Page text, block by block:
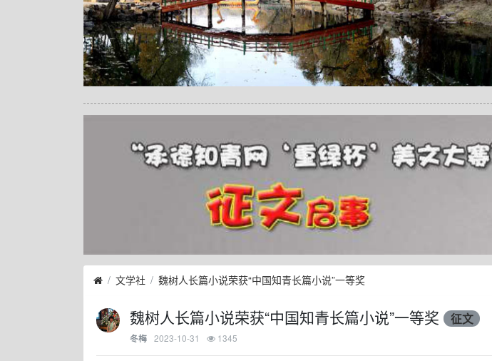
文学社 魏树人长篇小说荣获“中国知青长篇小说”一等奖
魏树人长篇小说荣获“中国知青长篇小说”一等奖 征文
冬梅 2023-10-31 1345